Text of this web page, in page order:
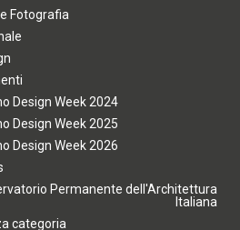
Fotografia
Design Week 2024
Design Week 2025
Design Week 2026
Permanente dell'Architettura
Italiana
categoria